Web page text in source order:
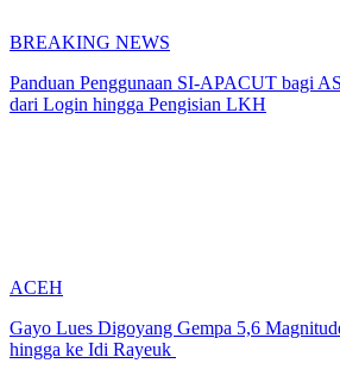
BREAKING NEWS
Panduan Penggunaan SI-APACUT bagi
dari Login hingga Pengisian LKH
ACEH
Gayo Lues Digoyang Gempa 5,6
hingga ke Idi Rayeuk